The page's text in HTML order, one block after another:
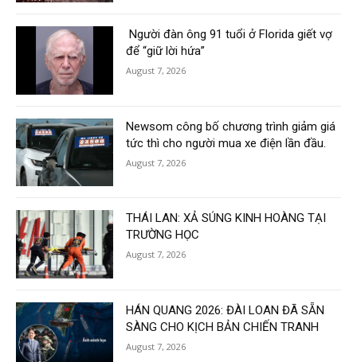
Người đàn ông 91 tuổi ở Florida giết vợ
để “giữ lời hứa”
August 7, 2026
Newsom công bố chương trình giảm giá
tức thì cho người mua xe điện lần đầu.
August 7, 2026
THÁI LAN: XẢ SÚNG KINH HOÀNG TẠI
TRƯỜNG HỌC
August 7, 2026
HÁN QUANG 2026: ĐÀI LOAN ĐÃ SẴN
SÀNG CHO KỊCH BẢN CHIẾN TRANH
August 7, 2026